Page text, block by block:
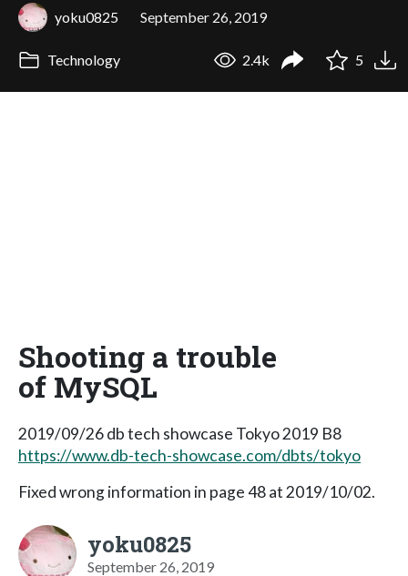
yoku0825 September 26, 2019
Technology 2.4k 5
Shooting a trouble
of MySQL
2019/09/26 db tech showcase Tokyo 2019 B8
https://www.db-tech-showcase.com/dbts/tokyo
Fixed wrong information in page 48 at 2019/10/02.
yoku0825
September 26, 2019